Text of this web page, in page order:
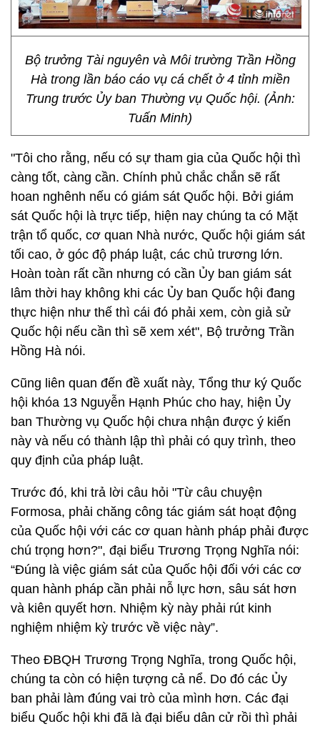
Bộ trưởng Tài nguyên và Môi trường Trần Hồng
Hà trong lần báo cáo vụ cá chết ở 4 tỉnh miền
Trung trước Ủy ban Thường vụ Quốc hội. (Ảnh:
Tuấn Minh)
"Tôi cho rằng, nếu có sự tham gia của Quốc hội thì
càng tốt, càng cần. Chính phủ chắc chắn sẽ rất
hoan nghênh nếu có giám sát Quốc hội. Bởi giám
sát Quốc hội là trực tiếp, hiện nay chúng ta có Mặt
trận tổ quốc, cơ quan Nhà nước, Quốc hội giám sát
tối cao, ở góc độ pháp luật, các chủ trương lớn.
Hoàn toàn rất cần nhưng có cần Ủy ban giám sát
lâm thời hay không khi các Ủy ban Quốc hội đang
thực hiện như thế thì cái đó phải xem, còn giả sử
Quốc hội nếu cần thì sẽ xem xét", Bộ trưởng Trần
Hồng Hà nói.
Cũng liên quan đến đề xuất này, Tổng thư ký Quốc
hội khóa 13 Nguyễn Hạnh Phúc cho hay, hiện Ủy
ban Thường vụ Quốc hội chưa nhận được ý kiến
này và nếu có thành lập thì phải có quy trình, theo
quy định của pháp luật.
Trước đó, khi trả lời câu hỏi "Từ câu chuyện
Formosa, phải chăng công tác giám sát hoạt động
của Quốc hội với các cơ quan hành pháp phải được
chú trọng hơn?", đại biểu Trương Trọng Nghĩa nói:
“Đúng là việc giám sát của Quốc hội đối với các cơ
quan hành pháp cần phải nỗ lực hơn, sâu sát hơn
và kiên quyết hơn. Nhiệm kỳ này phải rút kinh
nghiệm nhiệm kỳ trước về việc này”.
Theo ĐBQH Trương Trọng Nghĩa, trong Quốc hội,
chúng ta còn có hiện tượng cả nể. Do đó các Ủy
ban phải làm đúng vai trò của mình hơn. Các đại
biểu Quốc hội khi đã là đại biểu dân cử rồi thì phải